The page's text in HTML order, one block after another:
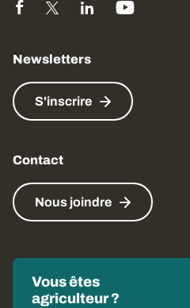
Newsletters
S'inscrire
Contact
Nous joindre
Vous êtes
agriculteur ?